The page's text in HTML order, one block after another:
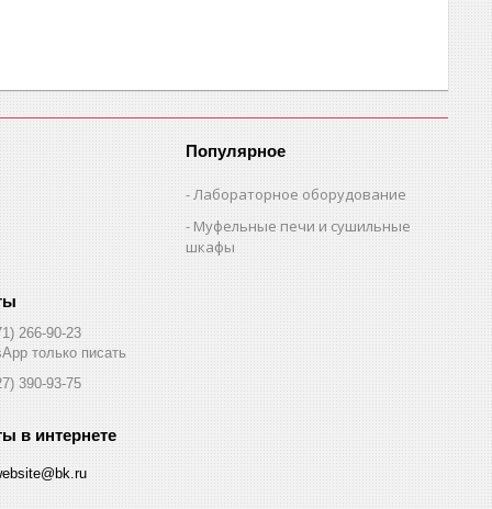
Популярное
Лабораторное оборудование
Муфельные печи и сушильные
шкафы
266-90-23
только писать
390-93-75